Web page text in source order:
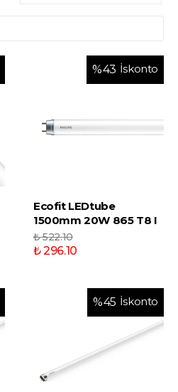
%43 İskonto
Ecofit LEDtube
1500mm 20W 865 T8 I
₺ 522.10
₺ 296.10
%45 İskonto